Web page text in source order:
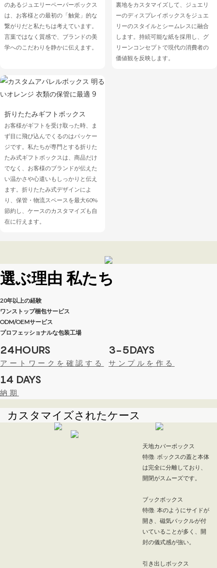
のあるジュエリーペーパーボックス
は、お客様との最初の「触覚」的な
繋がりだと私たちは考えています。
言葉ではなく質感で、ブランドの美
学へのこだわりを静かに伝えます。
裏地をカスタマイズして、ジュエリ
ーのディスプレイボックスをジュエ
リーのスタイルとシームレスに融合
します。持続可能な紙を採用し、グ
リーンコンセプトで現代の消費者の
価値観を反映します。
折りたたみギフトボックス
お客様がギフトを受け取った時、ま
ず目に飛び込んでくるのはパッケー
ジです。私たちが専門とする折りた
たみ式ギフトボックスは、商品だけ
でなく、お客様のブランドが伝えた
い温かさや心遣いもしっかりと伝え
ます。折りたたみ式デザインによ
り、保管・物流スペースを最大60%
節約し、ケースのカスタマイズも自
在に行えます。
選ぶ理由 私たち
20年以上の経験
ワンストップ梱包サービス
ODM/OEMサービス
プロフェッショナルな包装工場
24HOURS
アートワークを確認する
3-5DAYS
サンプルを作る
14 DAYS
納期
カスタマイズされたケース
天地カバーボックス
特徴: ボックスの蓋と本体
は完全に分離しており、
開閉がスムーズです。
ブックボックス
特徴: 本のようにサイドが
開き、磁気バックルが付
いていることが多く、開
封の儀式感が強い。
引き出しボックス